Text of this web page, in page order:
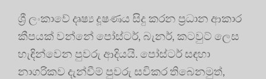
ශ්‍රී ලංකාවේ දෘෂ්‍ය දූෂණය සිදු කරන ප්‍රධාන ආකාර
කීපයක් වන්නේ පෝස්ටර්, බැනර්, කටවුට් ලෙස
හැඳින්වෙන පුවරු ආදියයි. පෝස්ටර් සඳහා
නාගරිකව දැන්වීම් පුවරු සවිකර තිබෙනමුත්,